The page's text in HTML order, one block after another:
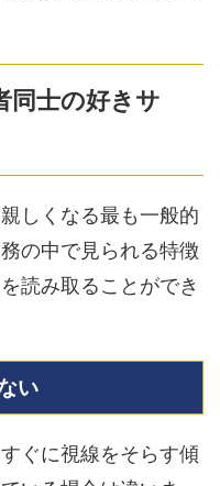
同士の好きサ
しくなる最も一般的
の中で見られる特徴
読み取ることができ
い
ぐに視線をそらす傾